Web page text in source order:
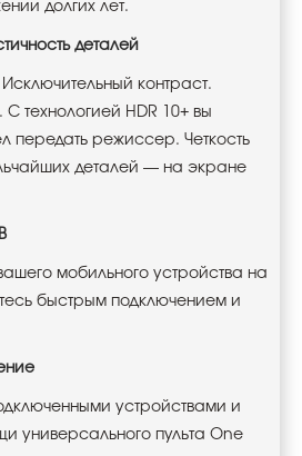
долгих лет.
деталей
контраст.
технологией HDR 10+ вы
передать режиссер. Четкость
деталей — на экране
мобильного устройства на
быстрым подключением и
устройствами и
универсального пульта One